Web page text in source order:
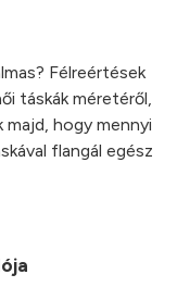
Félreértések
táskák méretéről,
majd, hogy mennyi
flangál egész